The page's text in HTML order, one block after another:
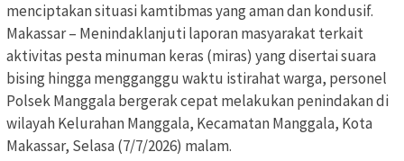
menciptakan situasi kamtibmas yang aman dan kondusif.
Makassar – Menindaklanjuti laporan masyarakat terkait
aktivitas pesta minuman keras (miras) yang disertai suara
bising hingga mengganggu waktu istirahat warga, personel
Polsek Manggala bergerak cepat melakukan penindakan di
wilayah Kelurahan Manggala, Kecamatan Manggala, Kota
Makassar, Selasa (7/7/2026) malam.